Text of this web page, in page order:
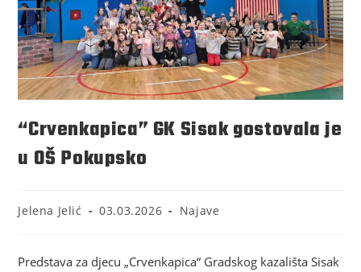
“Crvenkapica” GK Sisak gostovala je
u OŠ Pokupsko
Jelena Jelić 03.03.2026 Najave
Predstava za djecu „Crvenkapica“ Gradskog kazališta Sisak